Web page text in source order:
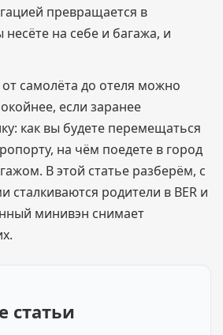
превращается в
на себе и багажа, и
самолёта до отеля можно
если заранее
как вы будете перемещаться
на чём поедете в город
В этой статье разберём, с
сталкиваются родители в BER и
минивэн снимает
статьи